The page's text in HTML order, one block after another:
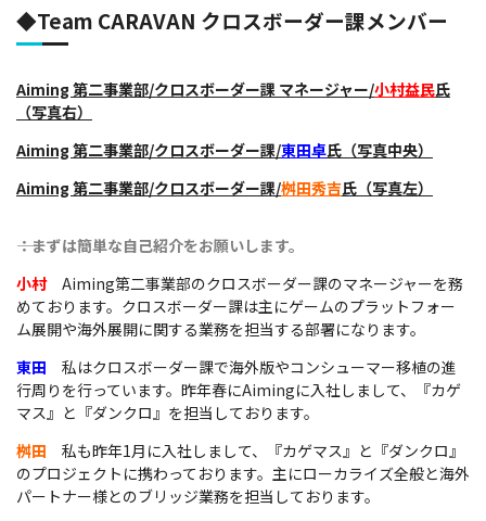
◆Team CARAVAN クロスボーダー課メンバー
Aiming 第二事業部/クロスボーダー課 マネージャー/小村益民氏
（写真右）
Aiming 第二事業部/クロスボーダー課/東田卓氏（写真中央）
Aiming 第二事業部/クロスボーダー課/桝田秀吉氏（写真左）
――：まずは簡単な自己紹介をお願いします。
小村Aiming第二事業部のクロスボーダー課のマネージャーを務
めております。クロスボーダー課は主にゲームのプラットフォー
ム展開や海外展開に関する業務を担当する部署になります。
東田 私はクロスボーダー課で海外版やコンシューマー移植の進
行周りを行っています。昨年春にAimingに入社しまして、『カゲ
マス』と『ダンクロ』を担当しております。
桝田 私も昨年1月に入社しまして、『カゲマス』と『ダンクロ』
のプロジェクトに携わっております。主にローカライズ全般と海外
パートナー様とのブリッジ業務を担当しております。